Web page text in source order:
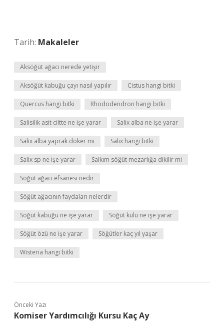
Tarih: Makaleler
Aksöğüt ağacı nerede yetişir
Aksöğüt kabuğu çayı nasıl yapılır Cistus hangi bitki
Quercus hangi bitki Rhododendron hangi bitki
Salisilik asit ciltte ne işe yarar Salix alba ne işe yarar
Salix alba yaprak döker mi Salix hangi bitki
Salix sp ne işe yarar Salkım söğüt mezarlığa dikilir mi
Söğüt ağacı efsanesi nedir
Söğüt ağacının faydaları nelerdir
Söğüt kabuğu ne işe yarar Söğüt külü ne işe yarar
Söğüt özü ne işe yarar Söğütler kaç yıl yaşar
Wisteria hangi bitki
Önceki Yazı
Komiser Yardımcılığı Kursu Kaç Ay